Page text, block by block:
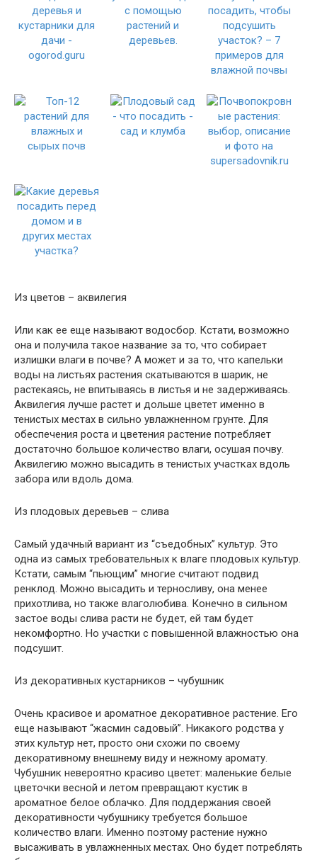
Из цветов – аквилегия
Или как ее еще называют водосбор. Кстати, возможно
она и получила такое название за то, что собирает
излишки влаги в почве? А может и за то, что капельки
воды на листьях растения скатываются в шарик, не
растекаясь, не впитываясь в листья и не задерживаясь.
Аквилегия лучше растет и дольше цветет именно в
тенистых местах в сильно увлажненном грунте. Для
обеспечения роста и цветения растение потребляет
достаточно большое количество влаги, осушая почву.
Аквилегию можно высадить в тенистых участках вдоль
забора или вдоль дома.
Из плодовых деревьев – слива
Самый удачный вариант из “съедобных” культур. Это
одна из самых требовательных к влаге плодовых культур.
Кстати, самым “пьющим” многие считают подвид
ренклод. Можно высадить и терносливу, она менее
прихотлива, но также влаголюбива. Конечно в сильном
застое воды слива расти не будет, ей там будет
некомфортно. Но участки с повышенной влажностью она
подсушит.
Из декоративных кустарников – чубушник
Очень красивое и ароматное декоративное растение. Его
еще называют “жасмин садовый”. Никакого родства у
этих культур нет, просто они схожи по своему
декоративному внешнему виду и нежному аромату.
Чубушник невероятно красиво цветет: маленькие белые
цветочки весной и летом превращают кустик в
ароматное белое облачко. Для поддержания своей
декоративности чубушнику требуется большое
количество влаги. Именно поэтому растение нужно
высаживать в увлажненных местах. Оно будет потреблять